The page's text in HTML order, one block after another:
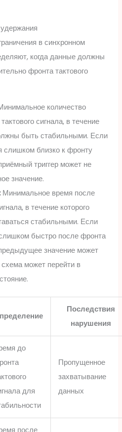
в синхронном
когда данные должны
фронта тактового
количество
сигнала, в течение
быть стабильными. Если
слишком близко к фронту
триггер может не
значение.
Минимальное время после
в течение которого
стабильными. Если
быстро после фронта
значение может
может перейти в
Последствия
нарушения
до
для
Пропущенное
захватывание
данных